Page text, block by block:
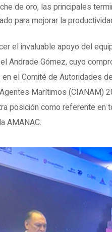
de oro, las principales
para mejorar la
el invaluable apoyo del
Andrade Gómez, cuyo
el Comité de Autoridades
Marítimos (CIANAM)
posición como referente en
AMANAC.